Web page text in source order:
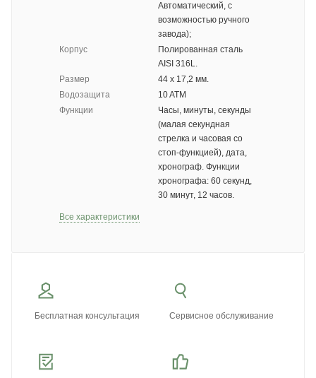
Автоматический, с
возможностью ручного
завода);
Корпус
Полированная сталь
AISI 316L.
Размер
44 х 17,2 мм.
Водозащита
10 ATM
Функции
Часы, минуты, секунды
(малая секундная
стрелка и часовая со
стоп-функцией), дата,
хронограф. Функции
хронографа: 60 секунд,
30 минут, 12 часов.
Все характеристики
Бесплатная консультация Сервисное обслуживание